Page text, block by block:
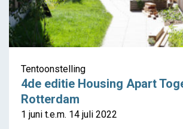
4de editie
Together in
Tentoonstelling
4de editie Housing Apart
Rotterdam
1 juni t.e.m. 14 juli 2022